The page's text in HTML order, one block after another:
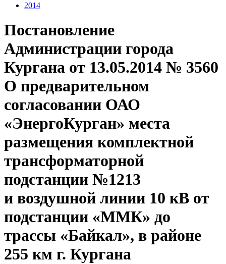
2014
Постановление
Администрации города
Кургана от 13.05.2014 № 3560
О предварительном
согласовании ОАО
«ЭнергоКурган» места
размещения комплектной
трансформаторной
подстанции №1213
и воздушной линии 10 кВ от
подстанции «ММК» до
трассы «Байкал», в районе
255 км г. Кургана